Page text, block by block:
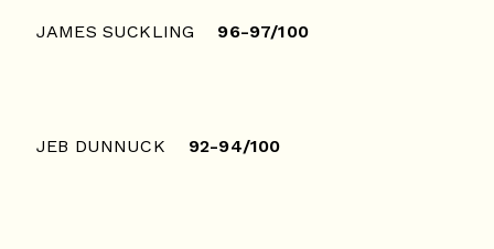
JAMES SUCKLING 96-97/100
JEB DUNNUCK 92-94/100